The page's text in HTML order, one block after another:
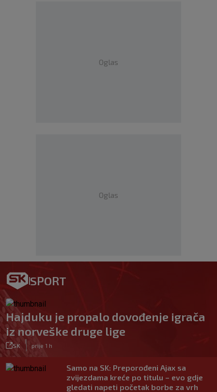
Oglas
Oglas
SPORT
Hajduku je propalo dovođenje igrača
iz norveške druge lige
SK prije 1 h
Samo na SK: Preporođeni Ajax sa
zvijezdama kreće po titulu – evo gdje
gledati napeti početak borbe za vrh